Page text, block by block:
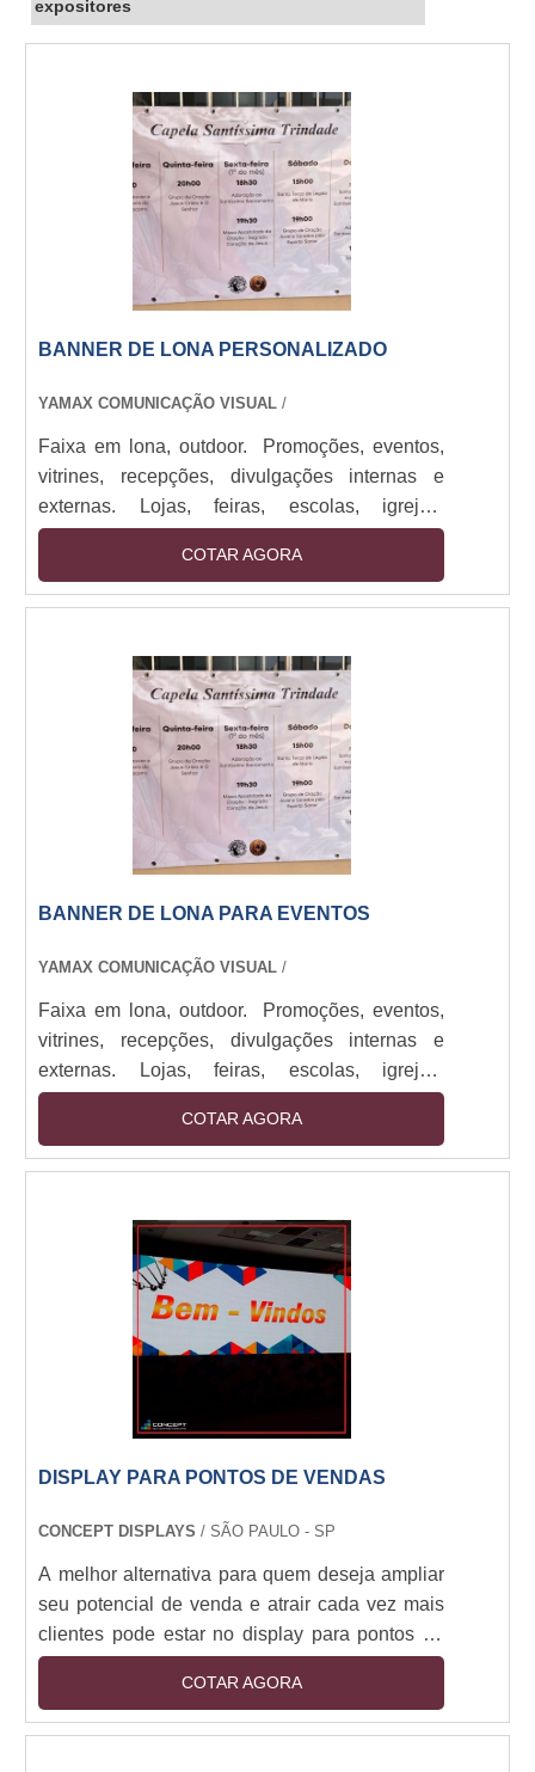
expositores
BANNER DE LONA PERSONALIZADO
YAMAX COMUNICAÇÃO VISUAL /
Faixa em lona, outdoor. Promoções, eventos,
vitrines, recepções, divulgações internas e
externas. Lojas, feiras, escolas, igrejas,
empresas de todos os portes. Impressos em
lona de até 1,60M com bastões e cordão.
Impressão digital em alta resolução. Sendo
recepções, divulgações internas e externas.
Alta durabilidade, visual impactante, fácil
instalação. Cores vivas, prazo ágil, acabamento
reforçado para maior resistência.
COTAR AGORA
BANNER DE LONA PARA EVENTOS
YAMAX COMUNICAÇÃO VISUAL /
Faixa em lona, outdoor. Promoções, eventos,
vitrines, recepções, divulgações internas e
externas. Lojas, feiras, escolas, igrejas,
empresas de todos os portes. Impressos em
lona de até 1,60M com bastões e cordão.
Impressão digital em alta resolução. Sendo
recepções, divulgações internas e externas.
Alta durabilidade, visual impactante, fácil
instalação. Cores vivas, prazo ágil, acabamento
reforçado para maior resistência.
COTAR AGORA
DISPLAY PARA PONTOS DE VENDAS
CONCEPT DISPLAYS / SÃO PAULO - SP
A melhor alternativa para quem deseja ampliar
seu potencial de venda e atrair cada vez mais
clientes pode estar no display para pontos de
vendas. Fazendo a aquisição dessa ferramenta,
será mais fácil atingir um maior número de
clientes, tendo em vista que essa ferramenta
COTAR AGORA